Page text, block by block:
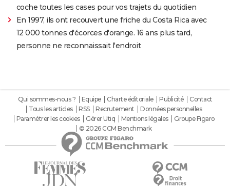
coche toutes les cases pour vos trajets du quotidien
En 1997, ils ont recouvert une friche du Costa Rica avec
12 000 tonnes d'écorces d'orange. 16 ans plus tard,
personne ne reconnaissait l'endroit
Qui sommes-nous ? Equipe Charte éditoriale Publicité
Contact
Tous les articles
RSS Recrutement
Données personnelles
Paramétrer les cookies
Gérer Utiq Mentions légales
Groupe Figaro
© 2026 CCM Benchmark